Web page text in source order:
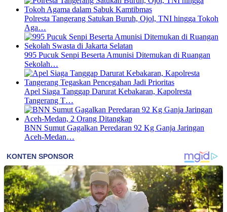
Polresta Tangerang Satukan Buruh, Ojol, TNI hingga Tokoh
Aga…
995 Pucuk Senpi Beserta Amunisi Ditemukan di Ruangan
Sekolah…
Apel Siaga Tanggap Darurat Kebakaran, Kapolresta
Tangerang T…
BNN Sumut Gagalkan Peredaran 92 Kg Ganja Jaringan
Aceh-Medan…